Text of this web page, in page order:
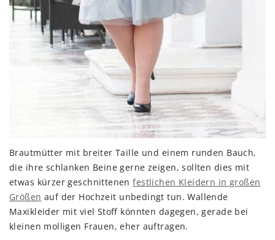
Brautmütter mit breiter Taille und einem runden Bauch,
die ihre schlanken Beine gerne zeigen, sollten dies mit
etwas kürzer geschnittenenfestlichen Kleidern in großen
Größen auf der Hochzeit unbedingt tun. Wallende
Maxikleider mit viel Stoff könnten dagegen, gerade bei
kleinen molligen Frauen, eher auftragen.